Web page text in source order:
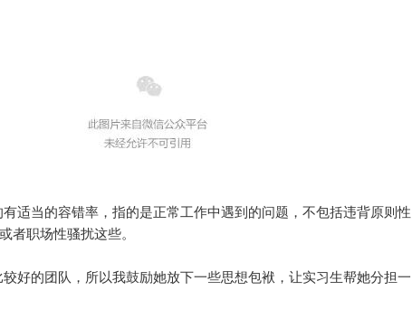
适当的容错率，指的是正常工作中遇到的问题，不包括违背原则性
者职场性骚扰这些。
好的团队，所以我鼓励她放下一些思想包袱，让实习生帮她分担一